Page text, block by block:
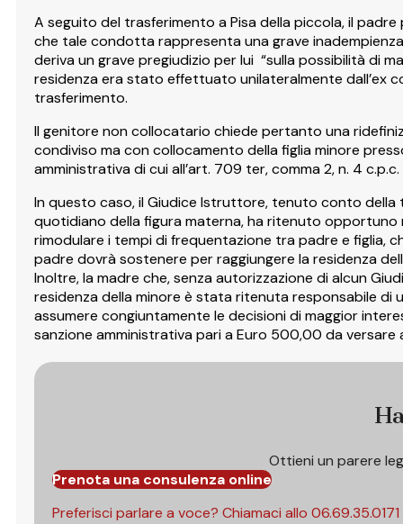
A seguito del trasferimento a Pisa della piccola, il
che tale condotta rappresenta una grave
deriva un grave pregiudizio per lui “sulla possibilità di
residenza era stato effettuato unilateralmente dall’ex
trasferimento.
Il genitore non collocatario chiede pertanto una
condiviso ma con collocamento della figlia minore
amministrativa di cui all’art. 709 ter, comma 2, n. 4 c.p.c.
In questo caso, il Giudice Istruttore, tenuto conto della
quotidiano della figura materna, ha ritenuto opportuno
rimodulare i tempi di frequentazione tra padre e figlia,
padre dovrà sostenere per raggiungere la residenza
Inoltre, la madre che, senza autorizzazione di alcun
residenza della minore è stata ritenuta responsabile di
assumere congiuntamente le decisioni di maggior
sanzione amministrativa pari a Euro 500,00 da versare
Ottieni un parere
Prenota una consulenza online
Preferisci parlare a voce? Chiamaci allo 06.69.35.0171